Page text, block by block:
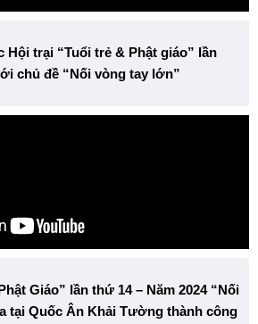
Hội trại “Tuổi trẻ & Phật giáo” lần
chủ đề “Nối vòng tay lớn”
Giáo” lần thứ 14 – Năm 2024 “Nối
tại Quốc Ân Khải Tường thành công